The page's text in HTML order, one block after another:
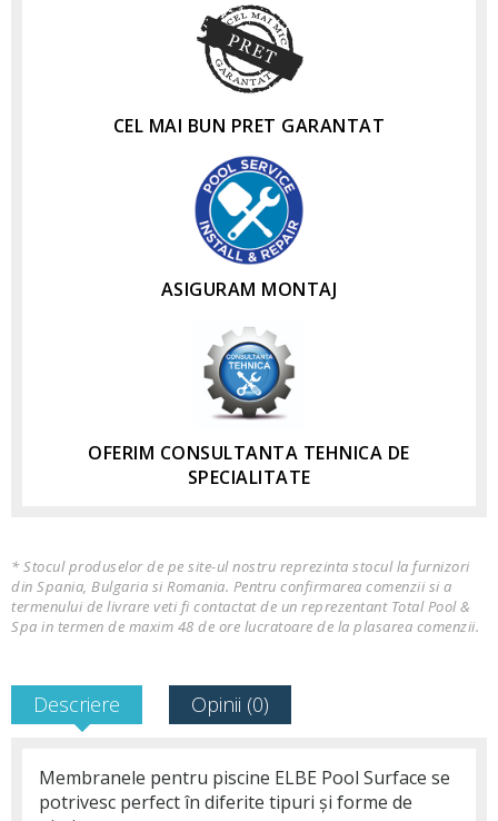
CEL MAI BUN PRET GARANTAT
ASIGURAM MONTAJ
OFERIM CONSULTANTA TEHNICA DE
SPECIALITATE
* Stocul produselor de pe site-ul nostru reprezinta stocul la furnizori
din Spania, Bulgaria si Romania. Pentru confirmarea comenzii si a
termenului de livrare veti fi contactat de un reprezentant Total Pool &
Spa in termen de maxim 48 de ore lucratoare de la plasarea comenzii.
Descriere Opinii (0)
Membranele pentru piscine ELBE Pool Surface se
potrivesc perfect în diferite tipuri și forme de